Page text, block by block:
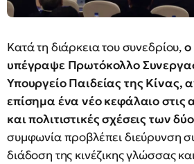
Κατά τη διάρκεια του συνεδρίου,ο
υπέγραψε Πρωτόκολλο
Υπουργείο Παιδείας της Κίνας,
επίσημα ένα νέο κεφάλαιο στις
και πολιτιστικές σχέσεις των
συμφωνία προβλέπει διεύρυνση
διάδοση της κινέζικης γλώσσας